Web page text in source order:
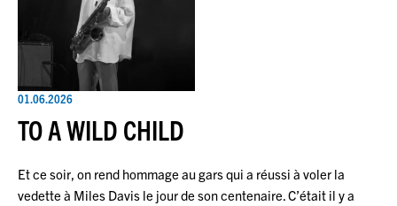
01.06.2026
TO A WILD CHILD
Et ce soir, on rend hommage au gars qui a réussi à voler la
vedette à Miles Davis le jour de son centenaire. C’était il y a